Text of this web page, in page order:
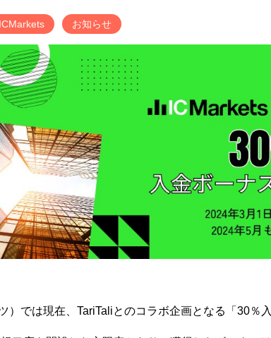
ICMarkets お知らせ
）では現在、TariTaliとのコラボ企画となる「30％